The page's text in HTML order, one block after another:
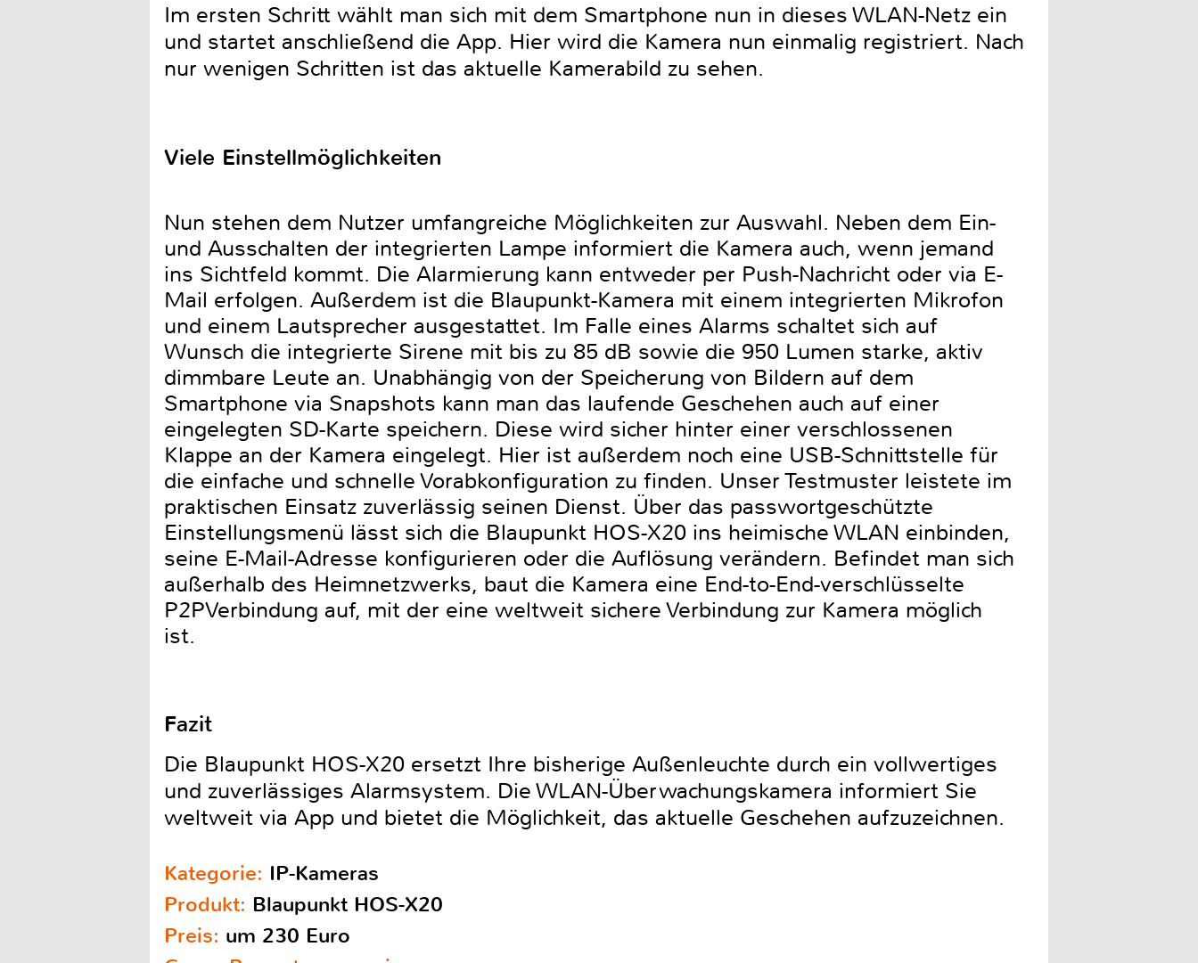
Im ersten Schritt wählt man sich mit dem Smartphone nun in dieses WLAN-Netz ein
und startet anschließend die App. Hier wird die Kamera nun einmalig registriert. Nach
nur wenigen Schritten ist das aktuelle Kamerabild zu sehen.
Viele Einstellmöglichkeiten
Nun stehen dem Nutzer umfangreiche Möglichkeiten zur Auswahl. Neben dem Ein-
und Ausschalten der integrierten Lampe informiert die Kamera auch, wenn jemand
ins Sichtfeld kommt. Die Alarmierung kann entweder per Push-Nachricht oder via E-
Mail erfolgen. Außerdem ist die Blaupunkt-Kamera mit einem integrierten Mikrofon
und einem Lautsprecher ausgestattet. Im Falle eines Alarms schaltet sich auf
Wunsch die integrierte Sirene mit bis zu 85 dB sowie die 950 Lumen starke, aktiv
dimmbare Leute an. Unabhängig von der Speicherung von Bildern auf dem
Smartphone via Snapshots kann man das laufende Geschehen auch auf einer
eingelegten SD-Karte speichern. Diese wird sicher hinter einer verschlossenen
Klappe an der Kamera eingelegt. Hier ist außerdem noch eine USB-Schnittstelle für
die einfache und schnelle Vorabkonfiguration zu finden. Unser Testmuster leistete im
praktischen Einsatz zuverlässig seinen Dienst. Über das passwortgeschützte
Einstellungsmenü lässt sich die Blaupunkt HOS-X20 ins heimische WLAN einbinden,
seine E-Mail-Adresse konfigurieren oder die Auflösung verändern. Befindet man sich
außerhalb des Heimnetzwerks, baut die Kamera eine End-to-End-verschlüsselte
P2PVerbindung auf, mit der eine weltweit sichere Verbindung zur Kamera möglich
ist.
Fazit
Die Blaupunkt HOS-X20 ersetzt Ihre bisherige Außenleuchte durch ein vollwertiges
und zuverlässiges Alarmsystem. Die WLAN-Überwachungskamera informiert Sie
weltweit via App und bietet die Möglichkeit, das aktuelle Geschehen aufzuzeichnen.
Kategorie: IP-Kameras
Produkt: Blaupunkt HOS-X20
Preis: um 230 Euro